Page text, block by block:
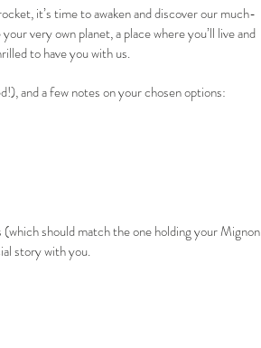
it’s time to awaken and discover our much-
very own planet, a place where you’ll live and
to have you with us.
and a few notes on your chosen options:
should match the one holding your Mignon
story with you.